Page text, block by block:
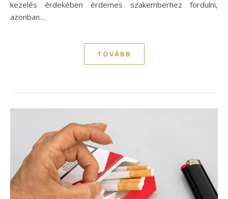
kezelés érdekében érdemes szakemberhez fordulni,
azonban…
TOVÁBB